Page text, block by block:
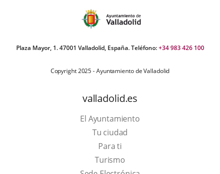
Plaza Mayor, 1. 47001 Valladolid, España. Teléfono:+34 983 426 100
Copyright 2025 - Ayuntamiento de Valladolid
valladolid.es
El Ayuntamiento
Tu ciudad
Para ti
TurismoThis